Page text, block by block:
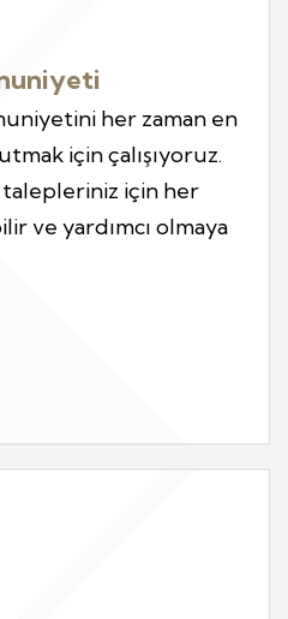
her zaman en
için çalışıyoruz.
talepleriniz için her
ve yardımcı olmaya